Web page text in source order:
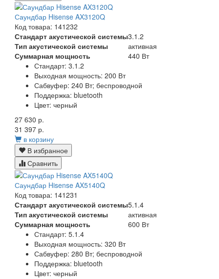
Саундбар Hisense AX3120Q
Код товара: 141232
Стандарт акустической системы3.1.2
Тип акустической системы
активная
Суммарная мощность
440 Вт
Стандарт: 3.1.2
Выходная мощность: 200 Вт
Сабвуфер: 240 Вт; беспроводной
Поддержка: bluetooth
Цвет: черный
27 630 р.
31 397 р.
в корзину
В избранное
Сравнить
Саундбар Hisense AX5140Q
Код товара: 141231
Стандарт акустической системы5.1.4
Тип акустической системы
активная
Суммарная мощность
600 Вт
Стандарт: 5.1.4
Выходная мощность: 320 Вт
Сабвуфер: 280 Вт; беспроводной
Поддержка: bluetooth
Цвет: черный